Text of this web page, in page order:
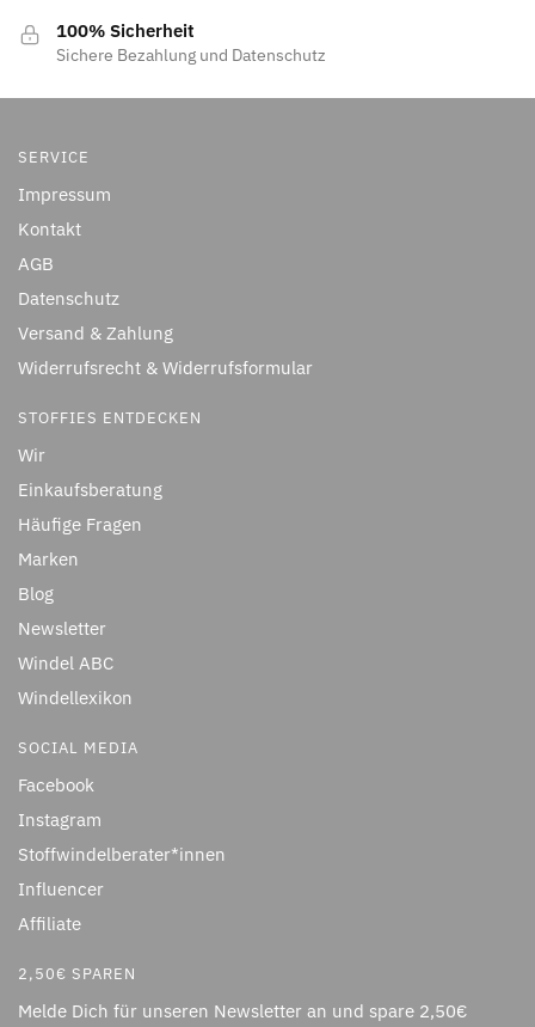
100% Sicherheit
Sichere Bezahlung und Datenschutz
SERVICE
Impressum
Kontakt
AGB
Datenschutz
Versand & Zahlung
Widerrufsrecht & Widerrufsformular
STOFFIES ENTDECKEN
Wir
Einkaufsberatung
Häufige Fragen
Marken
Blog
Newsletter
Windel ABC
Windellexikon
SOCIAL MEDIA
Facebook
Instagram
Stoffwindelberater*innen
Influencer
Affiliate
2,50€ SPAREN
Melde Dich für unseren Newsletter an und spare 2,50€